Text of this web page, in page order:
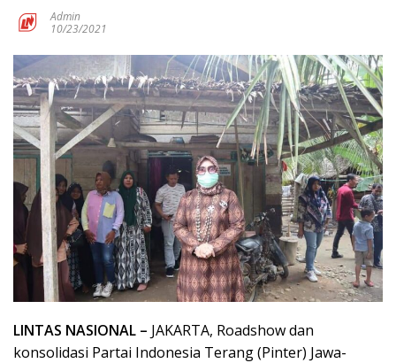
Admin
10/23/2021
LINTAS NASIONAL – JAKARTA, Roadshow dan
konsolidasi Partai Indonesia Terang (Pinter) Jawa-